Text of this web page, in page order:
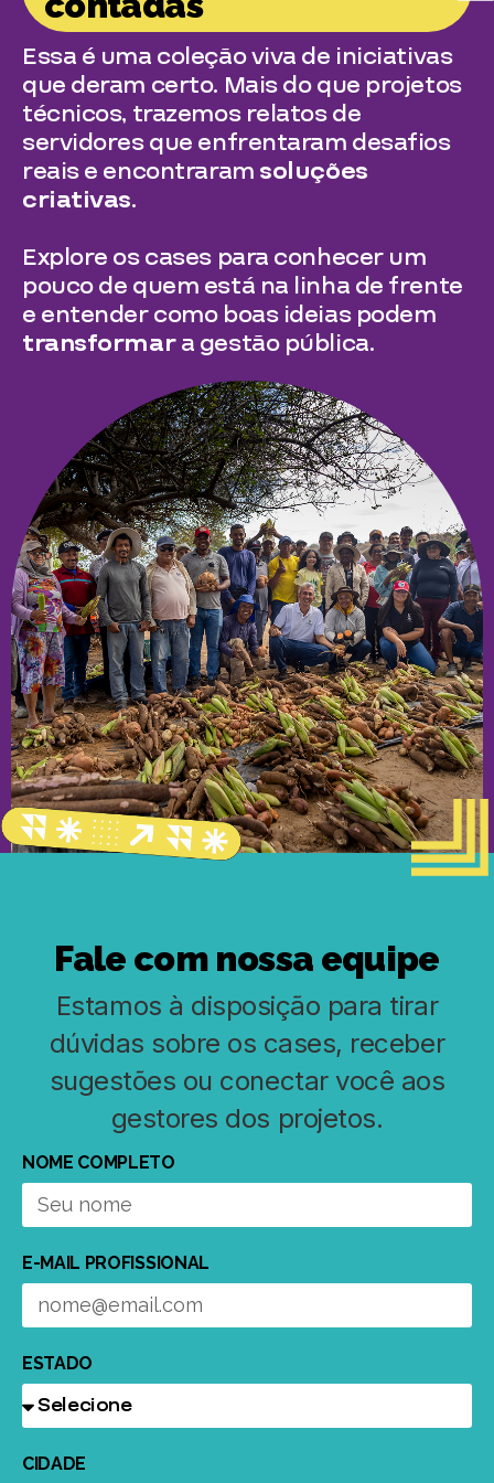
Essa é uma coleção viva de iniciativas
que deram certo. Mais do que projetos
técnicos, trazemos relatos de
servidores que enfrentaram desafios
reais e encontraramsoluções
criativas.
Explore os cases para conhecer um
pouco de quem está na linha de frente
e entender como boas ideias podem
transformara gestão pública.
Fale com nossa equipe
Estamos à disposição para tirar
dúvidas sobre os cases, receber
sugestões ou conectar você aos
gestores dos projetos.
NOME COMPLETO
E-MAIL PROFISSIONAL
ESTADO
CIDADE